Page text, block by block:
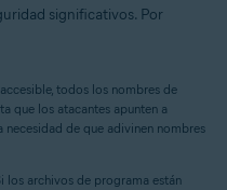
significativos. Por
todos los nombres de
que los atacantes apunten a
necesidad de que adivinen nombres
los archivos de programa están